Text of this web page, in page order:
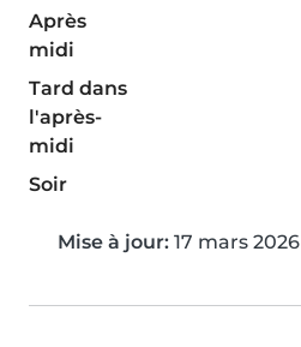
Après
midi
Tard dans
l'après-
midi
Soir
Mise à jour: 17 mars 2026